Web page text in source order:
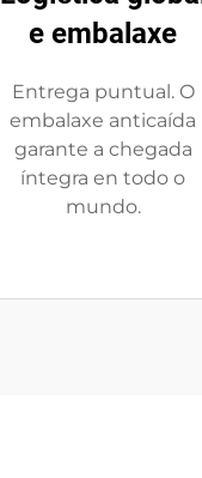
e embalaxe
Entrega puntual. O
embalaxe anticaída
garante a chegada
íntegra en todo o
mundo.